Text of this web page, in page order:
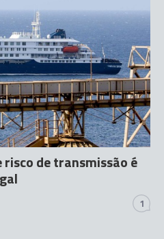
de transmissão é
1